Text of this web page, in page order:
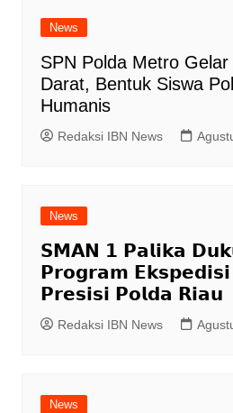
News
SPN Polda Metro
Darat, Bentuk Siswa
Humanis
Redaksi IBN News
News
𝗦𝗠𝗔𝗡 𝟭 𝗣𝗮𝗹𝗶𝗸𝗮
𝗣𝗿𝗼𝗴𝗿𝗮𝗺
𝗣𝗿𝗲𝘀𝗶𝘀𝗶 𝗣𝗼𝗹𝗱𝗮 𝗥𝗶𝗮𝘂
Redaksi IBN News
News